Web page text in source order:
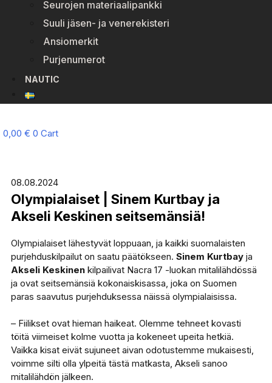
Seurojen materiaalipankki
Suuli jäsen- ja venerekisteri
Ansiomerkit
Purjenumerot
NAUTIC
0,00 € 0 Cart
08.08.2024
Olympialaiset | Sinem Kurtbay ja
Akseli Keskinen seitsemänsiä!
Olympialaiset lähestyvät loppuaan, ja kaikki suomalaisten
purjehduskilpailut on saatu päätökseen. Sinem Kurtbayja
Akseli Keskinenkilpailivat Nacra 17 -luokan mitalilähdössä
ja ovat seitsemänsiä kokonaiskisassa, joka on Suomen
paras saavutus purjehduksessa näissä olympialaisissa.
– Fiilikset ovat hieman haikeat. Olemme tehneet kovasti
töitä viimeiset kolme vuotta ja kokeneet upeita hetkiä.
Vaikka kisat eivät sujuneet aivan odotustemme mukaisesti,
voimme silti olla ylpeitä tästä matkasta, Akseli sanoo
mitalilähdön jälkeen.